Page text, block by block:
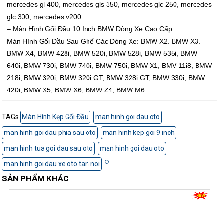
mercedes gl 400, mercedes gls 350, mercedes glc 250, mercedes
glc 300, mercedes v200
– Màn Hình Gối Đầu 10 Inch BMW Dòng Xe Cao Cấp
Màn Hình Gối Đầu Sau Ghế Các Dòng Xe: BMW X2, BMW X3,
BMW X4, BMW 428i, BMW 520i, BMW 528i, BMW 535i, BMW
640i, BMW 730i, BMW 740i, BMW 750i, BMW X1, BMV 11i8, BMW
218i, BMW 320i, BMW 320i GT, BMW 328i GT, BMW 330i, BMW
420i, BMW X5, BMW X6, BMW Z4, BMW M6
TAGs Màn Hình Kẹp Gối Đầu
man hinh goi dau oto
man hinh goi dau phia sau oto
man hinh kep goi 9 inch
man hinh tua goi dau sau oto
man hinh goi dau oto
man hinh goi dau xe oto tan noi
SẢN PHẨM KHÁC